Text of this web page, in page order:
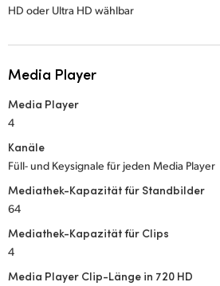
HD oder Ultra HD wählbar
Media Player
Media Player
4
Kanäle
Füll- und Keysignale für jeden Media Player
Mediathek-Kapazität für Standbilder
64
Mediathek-Kapazität für Clips
4
Media Player Clip-Länge in 720 HD